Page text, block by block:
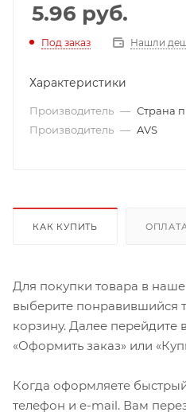
5.96 руб.
Под заказ Нашли
Характеристики
Производитель — Страна
Производитель — AVS
КАК КУПИТЬ
Для покупки товара в
выберите понравившийся
корзину. Далее перейдите
«Оформить заказ» или
Когда оформляете
телефон и e-mail. Вам